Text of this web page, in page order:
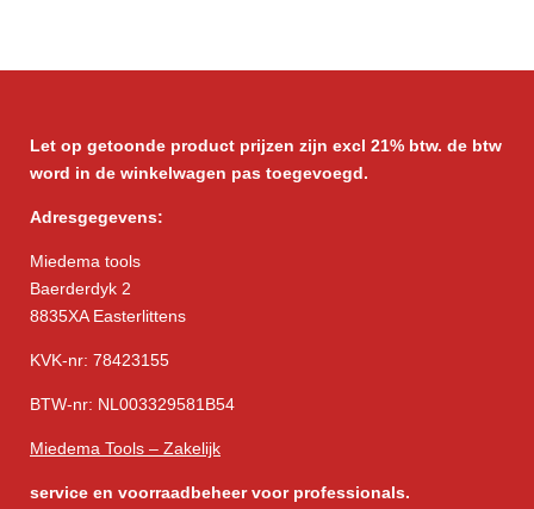
Let op getoonde product prijzen zijn excl 21% btw. de btw
word in de winkelwagen pas toegevoegd.
Adresgegevens:
Miedema tools
Baerderdyk 2
8835XA Easterlittens
KVK-nr: 78423155
BTW-nr: NL003329581B54
Miedema Tools – Zakelijk
service en voorraadbeheer voor professionals.